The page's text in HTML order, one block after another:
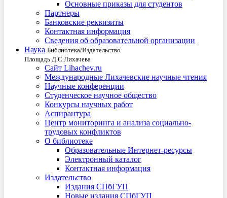
Основные приказы для студентов
Партнеры
Банковские реквизиты
Контактная информация
Сведения об образовательной организации
Наука Библиотека/Издательство
Площадь Д.С.Лихачева
Сайт Lihachev.ru
Международные Лихачевские научные чтения
Научные конференции
Студенческое научное общество
Конкурсы научных работ
Аспирантура
Центр мониторинга и анализа социально-
трудовых конфликтов
О библиотеке
Образовательные Интернет-ресурсы
Электронный каталог
Контактная информация
Издательство
Издания СПбГУП
Новые издания СПбГУП